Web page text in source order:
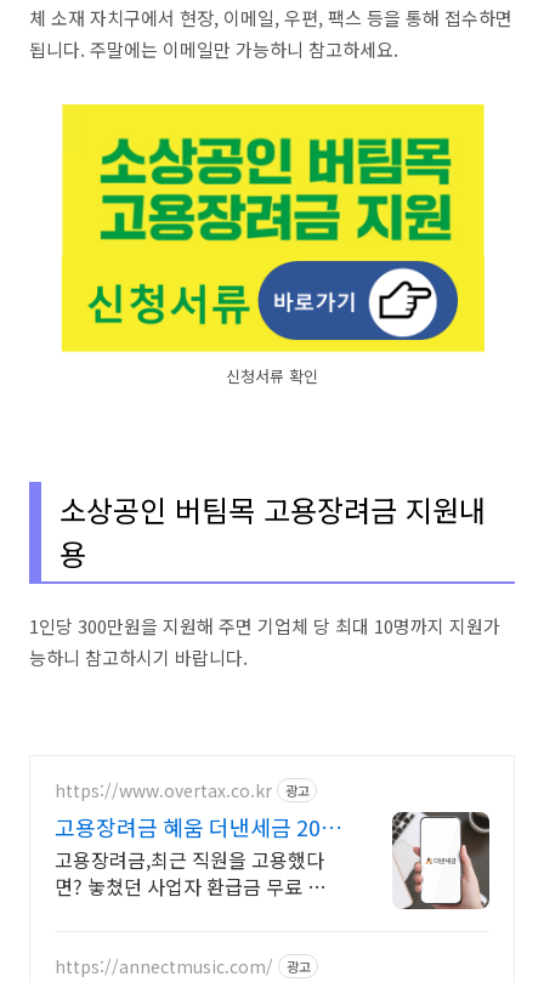
체 소재 자치구에서 현장, 이메일, 우편, 팩스 등을 통해 접수하면
됩니다. 주말에는 이메일만 가능하니 참고하세요.
신청서류 확인
소상공인 버팀목 고용장려금 지원내
용
1인당 300만원을 지원해 주면 기업체 당 최대 10명까지 지원가
능하니 참고하시기 바랍니다.
https://www.overtax.co.kr 광고
고용장려금 혜움 더낸세금 202
만 사업자의 선택
고용장려금,최근 직원을 고용했다
면? 놓쳤던 사업자 환급금 무료 조회
요
https://annectmusic.com/ 광고